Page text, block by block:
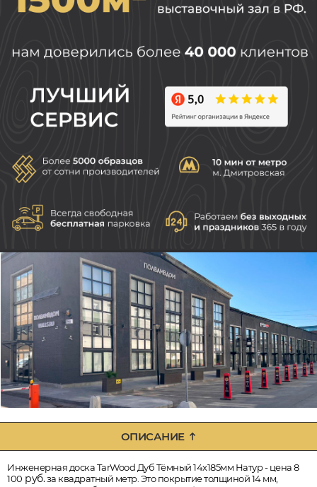
ОПИСАНИЕ
Инженерная доска TarWood Дуб Тёмный 14х185мм Натур - цена 8
100 руб.за квадратный метр. Это покрытие толщиной 14 мм,